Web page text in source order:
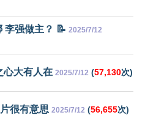
李强做主？ 📝 2025/7/12
心大有人在 2025/7/12 (57,130次)
很有意思 2025/7/12 (56,655次)